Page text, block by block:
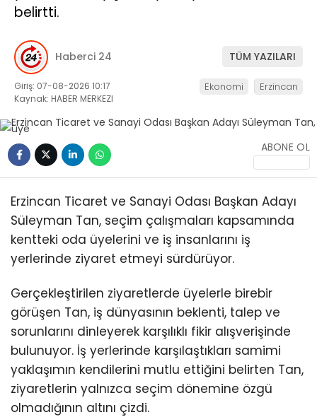
belirtti.
Haberci 24 TÜM YAZILARI
Giriş: 07-08-2026 10:17
Kaynak: HABER MERKEZI
Ekonomi Erzincan
ABONE OL
Erzincan Ticaret ve Sanayi Odası Başkan Adayı
Süleyman Tan, seçim çalışmaları kapsamında
kentteki oda üyelerini ve iş insanlarını iş
yerlerinde ziyaret etmeyi sürdürüyor.
Gerçekleştirilen ziyaretlerde üyelerle birebir
görüşen Tan, iş dünyasının beklenti, talep ve
sorunlarını dinleyerek karşılıklı fikir alışverişinde
bulunuyor. İş yerlerinde karşılaştıkları samimi
yaklaşımın kendilerini mutlu ettiğini belirten Tan,
ziyaretlerin yalnızca seçim dönemine özgü
olmadığının altını çizdi.